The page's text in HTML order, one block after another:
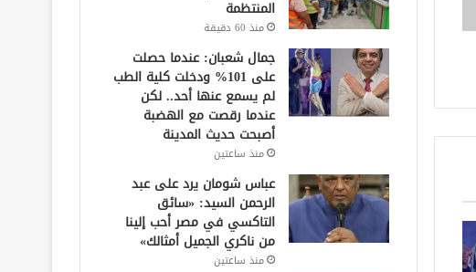
المنتظمة
منذ 60 دقيقة
جمال شعبان: عندما حصلت
على 101% ودخلت كلية الطب
لم يسمع عنها أحد.. لكن
عندما رقصت مع الهضبة
أصبحت حديث المدينة
منذ ساعتين
عباس شومان يرد على عبد
الرحمن السيد: «سائق
التاكسي في مصر أحب إلينا
من ناكري الجميل أمثالك»
منذ ساعتين